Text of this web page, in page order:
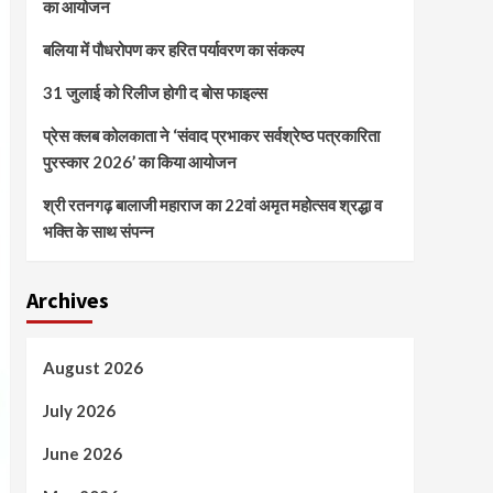
का आयोजन
बलिया में पौधरोपण कर हरित पर्यावरण का संकल्प
31 जुलाई को रिलीज होगी द बोस फाइल्स
प्रेस क्लब कोलकाता ने ‘संवाद प्रभाकर सर्वश्रेष्ठ पत्रकारिता
पुरस्कार 2026’ का किया आयोजन
श्री रतनगढ़ बालाजी महाराज का 22वां अमृत महोत्सव श्रद्धा व
भक्ति के साथ संपन्न
Archives
August 2026
July 2026
June 2026